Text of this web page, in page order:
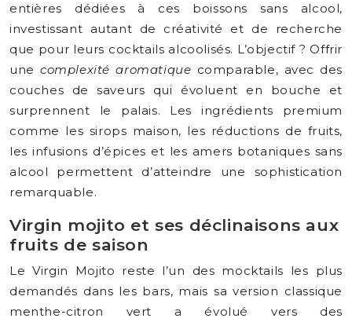
entières dédiées à ces boissons sans alcool,
investissant autant de créativité et de recherche
que pour leurs cocktails alcoolisés. L’objectif ? Offrir
unecomplexité aromatique comparable, avec des
couches de saveurs qui évoluent en bouche et
surprennent le palais. Les ingrédients premium
comme les sirops maison, les réductions de fruits,
les infusions d’épices et les amers botaniques sans
alcool permettent d’atteindre une sophistication
remarquable.
Virgin mojito et ses déclinaisons aux
fruits de saison
Le Virgin Mojito reste l’un des mocktails les plus
demandés dans les bars, mais sa version classique
menthe-citron vert a évolué vers des